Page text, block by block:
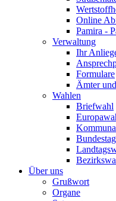
Online
Pamira -
Verwaltung
Ihr
Formulare
Ämter
Wahlen
Briefwahl
Über uns
Grußwort
Organe